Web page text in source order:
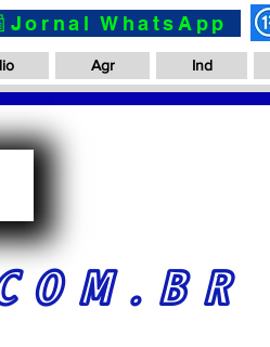
WhatsApp
Agr Ind